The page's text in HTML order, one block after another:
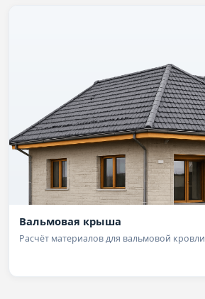
Вальмовая крыша
Расчёт материалов для вальмовой кровли